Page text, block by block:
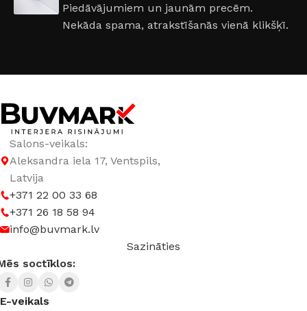
DURVJU MATERIĀLS ar Stiklu ,Ekofinieris
Piedāvājumiem un jaunām precēm.
Nekāda spama, atrakstīšanās vienā klikšķī.
Salons-veikals:
Aleksandra iela 17, Ventspils,
Latvija
+371 22 00 33 68
+371 26 18 58 94
info@buvmark.lv
Sazināties
soctīklos:
E-veikals